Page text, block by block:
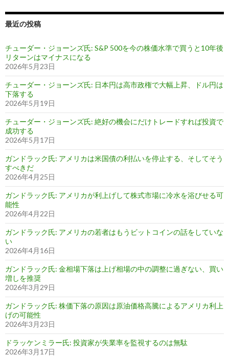
最近の投稿
チューダー・ジョーンズ氏: S&P 500を今の株価水準で買うと10年後
リターンはマイナスになる
2026年5月23日
チューダー・ジョーンズ氏: 日本円は高市政権で大幅上昇、ドル円は
下落する
2026年5月19日
チューダー・ジョーンズ氏: 絶好の機会にだけトレードすれば投資で
成功する
2026年5月17日
ガンドラック氏: アメリカは米国債の利払いを停止する、そしてそう
すべきだ
2026年4月25日
ガンドラック氏: アメリカが利上げして株式市場に冷水を浴びせる可
能性
2026年4月22日
ガンドラック氏: アメリカの若者はもうビットコインの話をしていな
い
2026年4月16日
ガンドラック氏: 金相場下落は上げ相場の中の調整に過ぎない、買い
増しを推奨
2026年3月29日
ガンドラック氏: 株価下落の原因は原油価格高騰によるアメリカ利上
げの可能性
2026年3月23日
ドラッケンミラー氏: 投資家が失業率を監視するのは無駄
2026年3月17日